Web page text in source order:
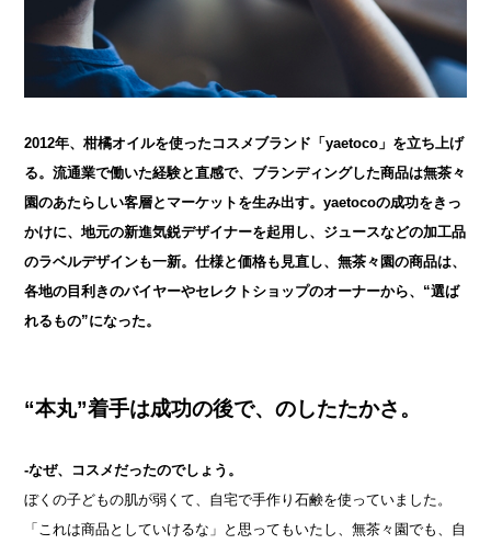
2012年、柑橘オイルを使ったコスメブランド「yaetoco」を立ち上げ
る。流通業で働いた経験と直感で、ブランディングした商品は無茶々
園のあたらしい客層とマーケットを生み出す。yaetocoの成功をきっ
かけに、地元の新進気鋭デザイナーを起用し、ジュースなどの加工品
のラベルデザインも一新。仕様と価格も見直し、無茶々園の商品は、
各地の目利きのバイヤーやセレクトショップのオーナーから、“選ば
れるもの”になった。
“本丸”着手は成功の後で、のしたたかさ。
-なぜ、コスメだったのでしょう。
ぼくの子どもの肌が弱くて、自宅で手作り石鹸を使っていました。
「これは商品としていけるな」と思ってもいたし、無茶々園でも、自